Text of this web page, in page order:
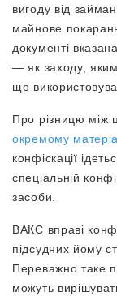
вигоду від
майнове
документі
— як заходу,
що
Про різницю між
окремому
конфіскації
спеціальній
засоби.
ВАКС вправі
підсудних йому
Переважно таке
можуть